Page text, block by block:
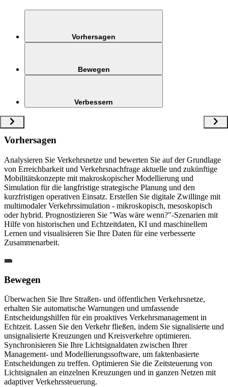
Vorhersagen
Bewegen
Verbessern
Vorhersagen
Analysieren Sie Verkehrsnetze und bewerten Sie auf der Grundlage
von Erreichbarkeit und Verkehrsnachfrage aktuelle und zukünftige
Mobilitätskonzepte mit makroskopischer Modellierung und
Simulation für die langfristige strategische Planung und den
kurzfristigen operativen Einsatz. Erstellen Sie digitale Zwillinge mit
multimodaler Verkehrssimulation - mikroskopisch, mesoskopisch
oder hybrid. Prognostizieren Sie "Was wäre wenn?"-Szenarien mit
Hilfe von historischen und Echtzeitdaten, KI und maschinellem
Lernen und visualisieren Sie Ihre Daten für eine verbesserte
Zusammenarbeit.
Bewegen
Überwachen Sie Ihre Straßen- und öffentlichen Verkehrsnetze,
erhalten Sie automatische Warnungen und umfassende
Entscheidungshilfen für ein proaktives Verkehrsmanagement in
Echtzeit. Lassen Sie den Verkehr fließen, indem Sie signalisierte und
unsignalisierte Kreuzungen und Kreisverkehre optimieren.
Synchronisieren Sie Ihre Lichtsignaldaten zwischen Ihrer
Management- und Modellierungssoftware, um faktenbasierte
Entscheidungen zu treffen. Optimieren Sie die Zeitsteuerung von
Lichtsignalen an einzelnen Kreuzungen und in ganzen Netzen mit
adaptiver Verkehrssteuerung.